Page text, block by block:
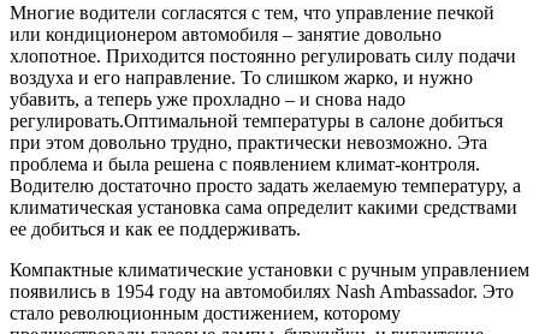
Многие водители согласятся с тем, что управление печкой
или кондиционером автомобиля – занятие довольно
хлопотное. Приходится постоянно регулировать силу подачи
воздуха и его направление. То слишком жарко, и нужно
убавить, а теперь уже прохладно – и снова надо
регулировать.Оптимальной температуры в салоне добиться
при этом довольно трудно, практически невозможно. Эта
проблема и была решена с появлением климат-контроля.
Водителю достаточно просто задать желаемую температуру, а
климатическая установка сама определит какими средствами
ее добиться и как ее поддерживать.
Компактные климатические установки с ручным управлением
появились в 1954 году на автомобилях Nash Ambassador. Это
стало революционным достижением, которому